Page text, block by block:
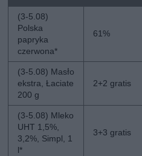
(3-5.08)
Polska
papryka
czerwona*
61%
(3-5.08) Masło
ekstra, Łaciate
200 g
2+2 gratis
(3-5.08) Mleko
UHT 1,5%,
3,2%, Simpl, 1
l*
3+3 gratis